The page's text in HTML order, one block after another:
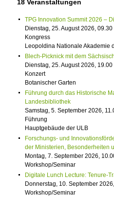
18 Veranstaltungen
TPG Innovation Summit 2026 –
Dienstag, 25. August 2026,
Kongress
Leopoldina Nationale Akademie
Blech-Picknick mit dem
Dienstag, 25. August 2026,
Konzert
Botanischer Garten
Führung durch das Historische
Landesbibliothek
Samstag, 5. September 2026,
Führung
Hauptgebäude der ULB
Forschungs- und
der Ministerien, Besonderheiten
Montag, 7. September 2026,
Workshop/Seminar
Digitale Lunch Lecture: Tenure-
Donnerstag, 10. September
Workshop/Seminar